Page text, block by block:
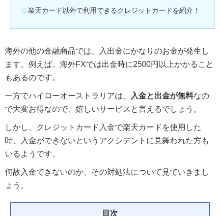
楽天カード以外で利用できるクレジットカードを紹介！
海外の他の金融商品では、入出金にかなりのお金が発生し
ます。例えば、海外FXでは出金時に2500円以上かかること
もあるのです。
一方でハイローオーストラリアは、 入金と出金が無料なの
で大変お得なので、嬉しいサービスと言えるでしょう。
しかし、クレジットカード入金で楽天カードを使用した
時、入金ができないというアクシデントに見舞われた方も
いるようです。
何故入金できないのか、その対処法について見ていきまし
ょう。
目次